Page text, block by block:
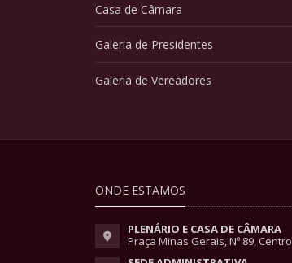
Casa de Câmara
Galeria de Presidentes
Galeria de Vereadores
ONDE ESTAMOS
PLENÁRIO E CASA DE CÂMARA
Praça Minas Gerais, Nº 89, Centro